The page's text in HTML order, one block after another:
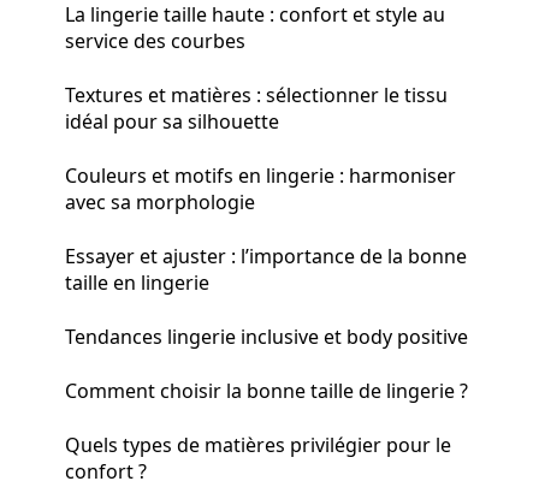
La lingerie taille haute : confort et style au
service des courbes
Textures et matières : sélectionner le tissu
idéal pour sa silhouette
Couleurs et motifs en lingerie : harmoniser
avec sa morphologie
Essayer et ajuster : l’importance de la bonne
taille en lingerie
Tendances lingerie inclusive et body positive
Comment choisir la bonne taille de lingerie ?
Quels types de matières privilégier pour le
confort ?